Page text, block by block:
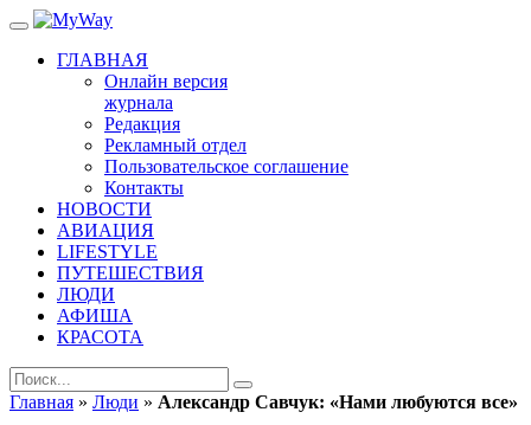
ГЛАВНАЯ
Онлайн версия
журнала
Редакция
Рекламный отдел
Пользовательское соглашение
Контакты
НОВОСТИ
АВИАЦИЯ
LIFESTYLE
ПУТЕШЕСТВИЯ
ЛЮДИ
АФИША
КРАСОТА
Главная » Люди » Александр Савчук: «Нами любуются все»